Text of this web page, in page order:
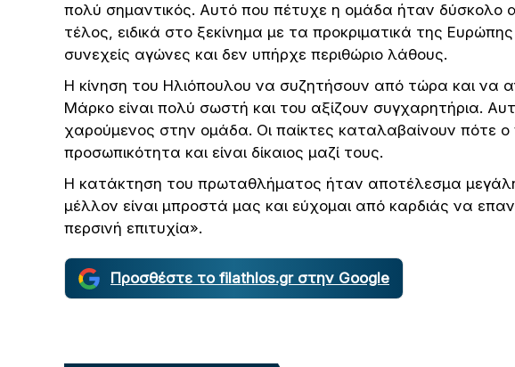
πολύ σημαντικός. Αυτό που πέτυχε η ομάδα ήταν δύσκολο
τέλος, ειδικά στο ξεκίνημα με τα προκριματικά της
συνεχείς αγώνες και δεν υπήρχε περιθώριο λάθους.
Η κίνηση του Ηλιόπουλου να συζητήσουν από τώρα και να
Μάρκο είναι πολύ σωστή και του αξίζουν συγχαρητήρια.
χαρούμενος στην ομάδα. Οι παίκτες καταλαβαίνουν πότε ο
προσωπικότητα και είναι δίκαιος μαζί τους.
Η κατάκτηση του πρωταθλήματος ήταν αποτέλεσμα
μέλλον είναι μπροστά μας και εύχομαι από καρδιάς να
περσινή επιτυχία».
Προσθέστε το filathlos.gr στην Google